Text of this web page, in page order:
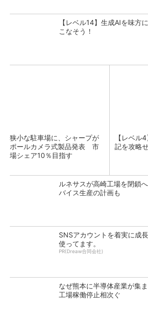
【レベル14】生成AIを味方
こなそう！
狭小な駐車場に、シャープが
ポールカメラ式製品発表 市
場シェア10％目指す
【レベル
記を攻略
ルネサスが高崎工場を閉鎖
バイス生産の計画も
SNSアカウントを着実に成
使ってます。
PR(Dreaw合同会社)
なぜ熊本に半導体産業が集
工場稼働停止相次ぐ